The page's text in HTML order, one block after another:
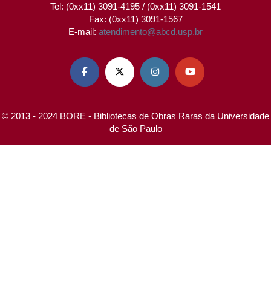
Tel: (0xx11) 3091-4195 / (0xx11) 3091-1541
Fax: (0xx11) 3091-1567
E-mail: atendimento@abcd.usp.br
   
© 2013 - 2024 BORE - Bibliotecas de Obras Raras da Universidade
de São Paulo